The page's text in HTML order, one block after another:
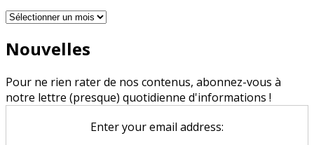
Archives
Nouvelles
Pour ne rien rater de nos contenus, abonnez-vous à
notre lettre (presque) quotidienne d'informations !
Enter your email address: